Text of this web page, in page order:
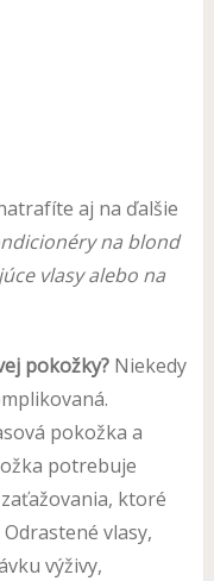
aj na ďalšie
na blond
vlasy alebo na
pokožky?Niekedy
pokožka a
potrebuje
ktoré
vlasy,
výživy,